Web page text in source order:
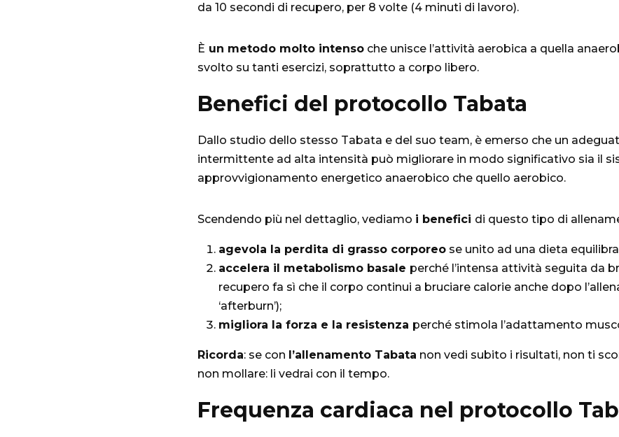
da 10 secondi di recupero, per 8 volte (4 minuti di lavoro).
È un metodo molto intenso che unisce l’attività aerobica a quella
svolto su tanti esercizi, soprattutto a corpo libero.
Benefici del protocollo Tabata
Dallo studio dello stesso Tabata e del suo team, è emerso che un
intermittente ad alta intensità può migliorare in modo significativo sia il
approvvigionamento energetico anaerobico che quello aerobico.
Scendendo più nel dettaglio, vediamo i benefici di questo tipo di
agevola la perdita di grasso corporeo se unito ad una dieta
accelera il metabolismo basale perché l’intensa attività seguita da
recupero fa sì che il corpo continui a bruciare calorie anche dopo
‘afterburn’);
migliora la forza e la resistenza perché stimola l’adattamento
Ricorda: se con l’allenamento Tabata non vedi subito i risultati, non ti
non mollare: li vedrai con il tempo.
Frequenza cardiaca nel protocollo